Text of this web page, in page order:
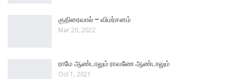
குதிரைவால் – விமர்சனம்
Mar 20, 2022
ராமே ஆண்டாலும் ராவணே ஆண்டாலும்
Oct 1, 2021